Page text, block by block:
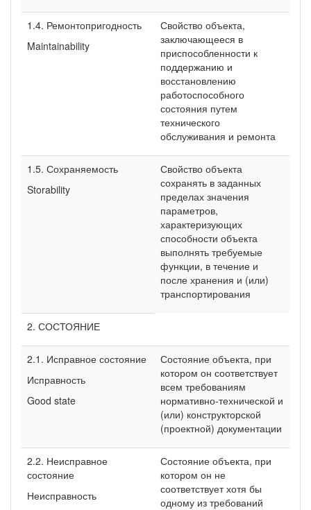
1.4. Ремонтопригодность
Maintainability
Свойство объекта,
заключающееся в
приспособленности к
поддержанию и
восстановлению
работоспособного
состояния путем
технического
обслуживания и ремонта
1.5. Сохраняемость
Storability
Свойство объекта
сохранять в заданных
пределах значения
параметров,
характеризующих
способности объекта
выполнять требуемые
функции, в течение и
после хранения и (или)
транспортирования
2. СОСТОЯНИЕ
2.1. Исправное состояние
Исправность
Good state
Состояние объекта, при
котором он соответствует
всем требованиям
нормативно-технической и
(или) конструкторской
(проектной) документации
2.2. Неисправное
состояние
Неисправность
Состояние объекта, при
котором он не
соответствует хотя бы
одному из требований